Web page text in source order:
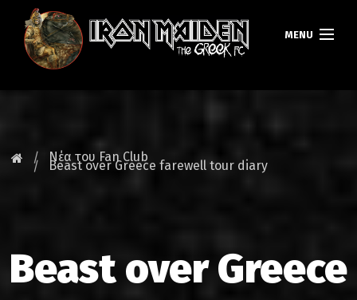
MENU
TOURS
Νέα του Fan Club
Beast over Greece farewell tour diary
Beast over Greece